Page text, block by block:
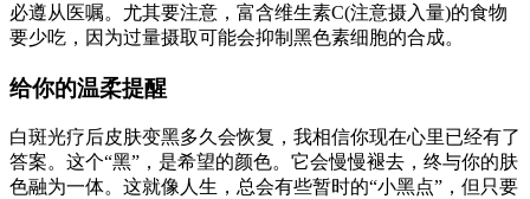
必遵从医嘱。尤其要注意，富含维生素C(注意摄入量)的食物
要少吃，因为过量摄取可能会抑制黑色素细胞的合成。
给你的温柔提醒
白斑光疗后皮肤变黑多久会恢复，我相信你现在心里已经有了
答案。这个“黑”，是希望的颜色。它会慢慢褪去，终与你的肤
色融为一体。这就像人生，总会有些暂时的“小黑点”，但只要